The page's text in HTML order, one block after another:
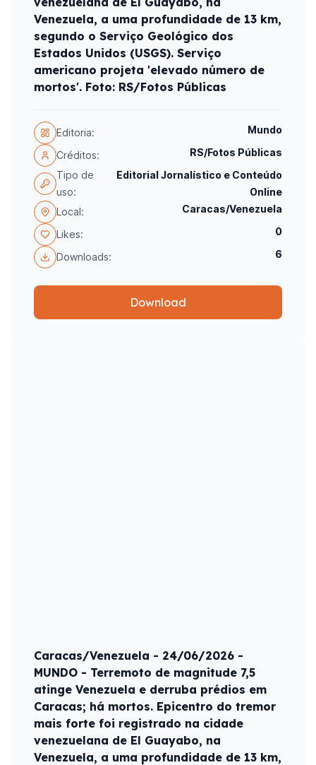
Venezuela, a uma profundidade de 13 km,
segundo o Serviço Geológico dos
Estados Unidos (USGS). Serviço
americano projeta 'elevado número de
mortos'. Foto: RS/Fotos Públicas
Editoria: Mundo
Créditos:
RS/Fotos Públicas
Tipo de
uso:
Editorial Jornalístico e Conteúdo
Online
Local:
Caracas/Venezuela
Likes: 0
Downloads: 6
Download
Caracas/Venezuela - 24/06/2026 -
MUNDO - Terremoto de magnitude 7,5
atinge Venezuela e derruba prédios em
Caracas; há mortos. Epicentro do tremor
mais forte foi registrado na cidade
venezuelana de El Guayabo, na
Venezuela, a uma profundidade de 13 km,